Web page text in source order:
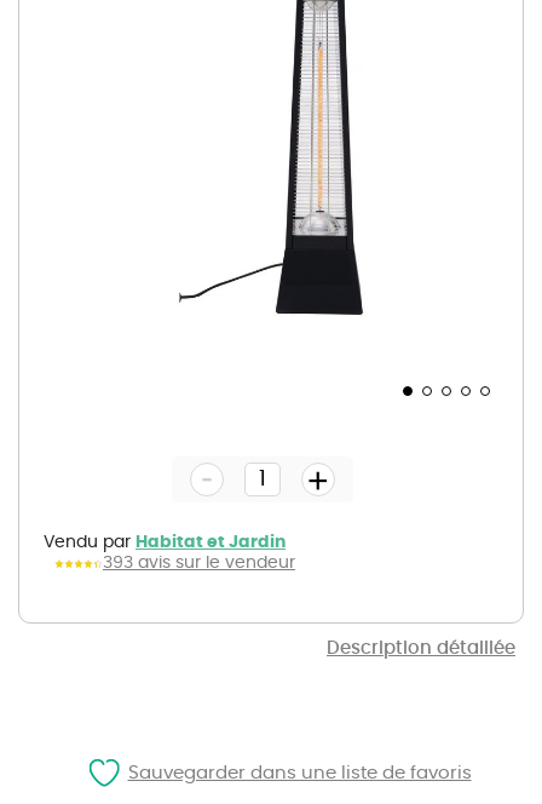
Description détaillée
gallery
Vendu par Habitat et Jardin
393 avis sur le vendeur
- +
Sauvegarder dans une liste de favoris